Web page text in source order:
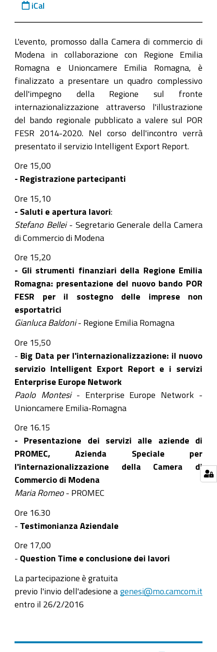
supporto
l'internazionalizzazione
2026-
08-
09T05:00:00+02:00
2026-
08-
09T06:00:00+02:00
Camera
di
commercio
Modena,
29
febbraio
2016
iCal
L'evento, promosso dalla Camera di commercio di
Modena in collaborazione con Regione Emilia
Romagna e Unioncamere Emilia Romagna, è
finalizzato a presentare un quadro complessivo
dell'impegno della Regione sul fronte
internazionalizzazione attraverso l'illustrazione
del bando regionale pubblicato a valere sul POR
FESR 2014-2020. Nel corso dell'incontro verrà
presentato il servizio Intelligent Export Report.
Ore 15,00
- Registrazione partecipanti
Ore 15,10
- Saluti e apertura lavori:
Stefano Bellei- Segretario Generale della Camera
di Commercio di Modena
Ore 15,20
- Gli strumenti finanziari della Regione Emilia
Romagna: presentazione del nuovo bando POR
FESR per il sostegno delle imprese non
esportatrici
Gianluca Baldoni- Regione Emilia Romagna
Ore 15,50
- Big Data per l'internazionalizzazione: il nuovo
servizio Intelligent Export Report e i servizi
Enterprise Europe Network
Paolo Montesi- Enterprise Europe Network -
Unioncamere Emilia-Romagna
Ore 16.15
- Presentazione dei servizi alle aziende di
PROMEC, Azienda Speciale per
l'internazionalizzazione della Camera di
Commercio di Modena
Maria Romeo - PROMEC
Ore 16.30
- Testimonianza Aziendale
Ore 17,00
- Question Time e conclusione dei lavori
La partecipazione è gratuita
previo l'invio dell'adesione a genesi@mo.camcom.it
entro il 26/2/2016